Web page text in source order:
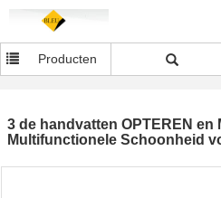
Producten
3 de handvatten OPTEREN en
Multifunctionele Schoonheid